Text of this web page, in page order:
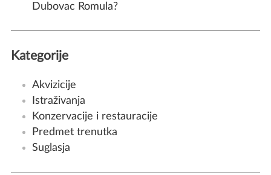
Dubovac Romula?
Kategorije
Akvizicije
Istraživanja
Konzervacije i restauracije
Predmet trenutka
Suglasja